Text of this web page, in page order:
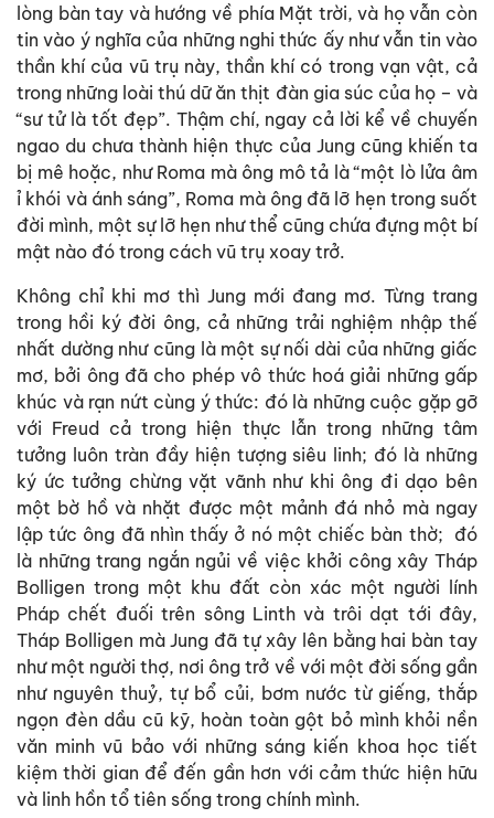
lòng bàn tay và hướng về phía Mặt trời, và họ vẫn còn
tin vào ý nghĩa của những nghi thức ấy như vẫn tin vào
thần khí của vũ trụ này, thần khí có trong vạn vật, cả
trong những loài thú dữ ăn thịt đàn gia súc của họ – và
“sư tử là tốt đẹp”. Thậm chí, ngay cả lời kể về chuyến
ngao du chưa thành hiện thực của Jung cũng khiến ta
bị mê hoặc, như Roma mà ông mô tả là “một lò lửa âm
ỉ khói và ánh sáng”, Roma mà ông đã lỡ hẹn trong suốt
đời mình, một sự lỡ hẹn như thể cũng chứa đựng một bí
mật nào đó trong cách vũ trụ xoay trở.
Không chỉ khi mơ thì Jung mới đang mơ. Từng trang
trong hồi ký đời ông, cả những trải nghiệm nhập thế
nhất dường như cũng là một sự nối dài của những giấc
mơ, bởi ông đã cho phép vô thức hoá giải những gấp
khúc và rạn nứt cùng ý thức: đó là những cuộc gặp gỡ
với Freud cả trong hiện thực lẫn trong những tâm
tưởng luôn tràn đầy hiện tượng siêu linh; đó là những
ký ức tưởng chừng vặt vãnh như khi ông đi dạo bên
một bờ hồ và nhặt được một mảnh đá nhỏ mà ngay
lập tức ông đã nhìn thấy ở nó một chiếc bàn thờ; đó
là những trang ngắn ngủi về việc khởi công xây Tháp
Bolligen trong một khu đất còn xác một người lính
Pháp chết đuối trên sông Linth và trôi dạt tới đây,
Tháp Bolligen mà Jung đã tự xây lên bằng hai bàn tay
như một người thợ, nơi ông trở về với một đời sống gần
như nguyên thuỷ, tự bổ củi, bơm nước từ giếng, thắp
ngọn đèn dầu cũ kỹ, hoàn toàn gột bỏ mình khỏi nền
văn minh vũ bảo với những sáng kiến khoa học tiết
kiệm thời gian để đến gần hơn với cảm thức hiện hữu
và linh hồn tổ tiên sống trong chính mình.